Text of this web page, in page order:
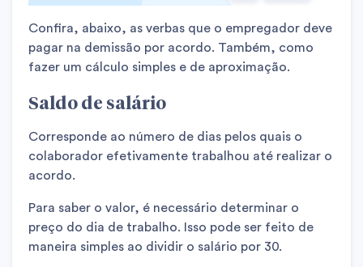
Confira, abaixo, as verbas que o empregador deve
pagar na demissão por acordo. Também, como
fazer um cálculo simples e de aproximação.
Saldo de salário
Corresponde ao número de dias pelos quais o
colaborador efetivamente trabalhou até realizar o
acordo.
Para saber o valor, é necessário determinar o
preço do dia de trabalho. Isso pode ser feito de
maneira simples ao dividir o salário por 30.